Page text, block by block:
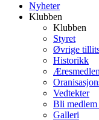
Nyheter
Klubben
Klubben
Styret
Øvrige
Historikk
Vedtekter
Bli
Galleri